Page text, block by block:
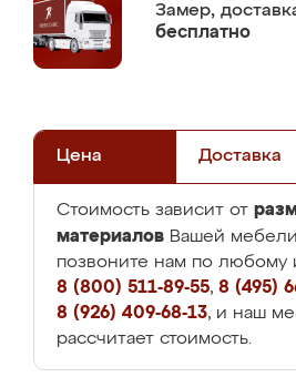
Замер,
бесплатно
Цена Доставка
Стоимость зависит от
материалов Вашей
позвоните нам по любому
8 (800) 511-89-55, 8 (495)
8 (926) 409-68-13, и наш
рассчитает стоимость.